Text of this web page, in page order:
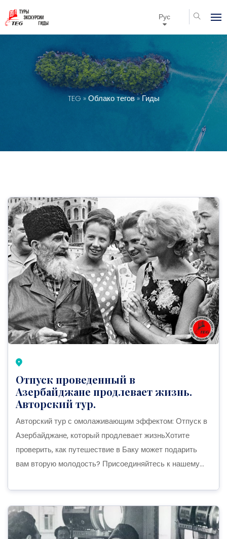
Рус
TEG»Облако тегов» Гиды
Отпуск проведенный в
Азербайджане продлевает жизнь.
Авторский тур.
Авторский тур с омолаживающим эффектом: Отпуск в
Азербайджане, который продлевает жизньХотите
проверить, как путешествие в Баку может подарить
вам вторую молодость? Присоединяйтесь к нашему...